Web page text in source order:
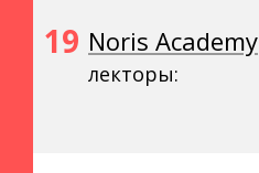
19 Noris Academy
лекторы: